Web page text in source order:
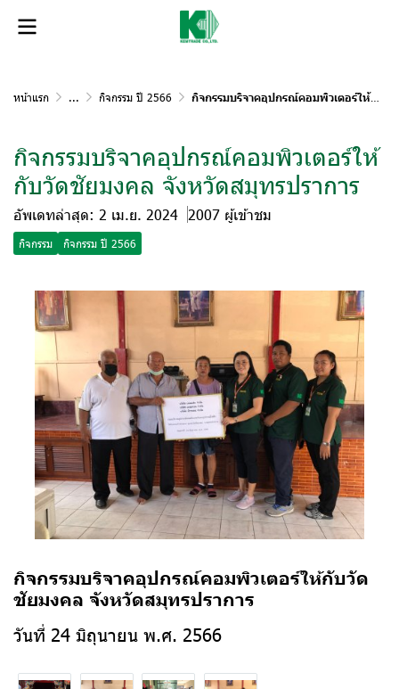
หน้าแรก ... กิจกรรม ปี 2566 กิจกรรมบริจาคอุปกรณ์คอมพิวเตอร์ให้กับวัดชัยมงคล จังหวัดสมุทรปราการ
กิจกรรมบริจาคอุปกรณ์คอมพิวเตอร์ให้
กับวัดชัยมงคล จังหวัดสมุทรปราการ
อัพเดทล่าสุด: 2 เม.ย. 2024 2007 ผู้เข้าชม
กิจกรรม กิจกรรม ปี 2566
กิจกรรมบริจาคอุปกรณ์คอมพิวเตอร์ให้กับวัด
ชัยมงคล จังหวัดสมุทรปราการ
วันที่ 24 มิถุนายน พ.ศ. 2566